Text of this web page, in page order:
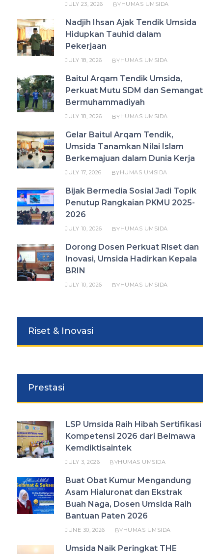
JULY 23, 2026 BYHUMAS UMSIDA
Nadjih Ihsan Ajak Tendik Umsida
Hidupkan Tauhid dalam
Pekerjaan
JULY 18, 2026 BYHUMAS UMSIDA
Baitul Arqam Tendik Umsida,
Perkuat Mutu SDM dan Semangat
Bermuhammadiyah
JULY 18, 2026 BYHUMAS UMSIDA
Gelar Baitul Arqam Tendik,
Umsida Tanamkan Nilai Islam
Berkemajuan dalam Dunia Kerja
JULY 17, 2026 BYHUMAS UMSIDA
Bijak Bermedia Sosial Jadi Topik
Penutup Rangkaian PKMU 2025-
2026
JULY 10, 2026 BYHUMAS UMSIDA
Dorong Dosen Perkuat Riset dan
Inovasi, Umsida Hadirkan Kepala
BRIN
JULY 10, 2026 BYHUMAS UMSIDA
Riset & Inovasi
Prestasi
LSP Umsida Raih Hibah Sertifikasi
Kompetensi 2026 dari Belmawa
Kemdiktisaintek
JULY 3, 2026 BYHUMAS UMSIDA
Buat Obat Kumur Mengandung
Asam Hialuronat dan Ekstrak
Buah Naga, Dosen Umsida Raih
Bantuan Paten 2026
JUNE 30, 2026 BYHUMAS UMSIDA
Umsida Naik Peringkat THE